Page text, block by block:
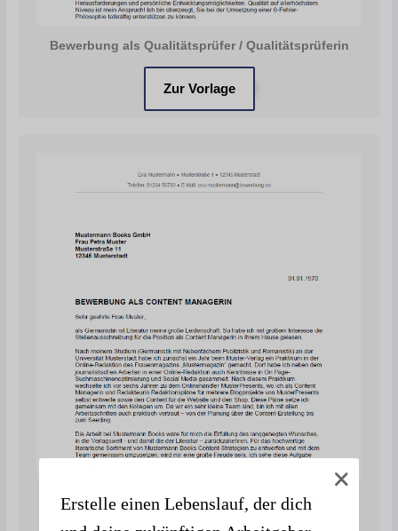
Bewerbung als Qualitätsprüfer / Qualitätsprüferin
Zur Vorlage
Bewerbung als Content Manager / Content
Managerin
Erstelle einen Lebenslauf, der dich